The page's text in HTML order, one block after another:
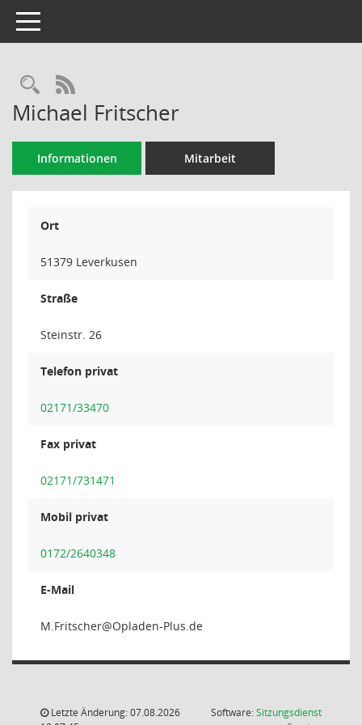
Toggle navigation
Rechercheauswahl
RSS-Feed
Michael Fritscher
Informationen Mitarbeit
Ort
51379 Leverkusen
Straße
Steinstr. 26
Telefon privat
02171/33470
Fax privat
02171/731471
Mobil privat
0172/2640348
E-Mail
rehcs
Letzte Änderung: 07.08.2026
Software:Sitzungsdienst